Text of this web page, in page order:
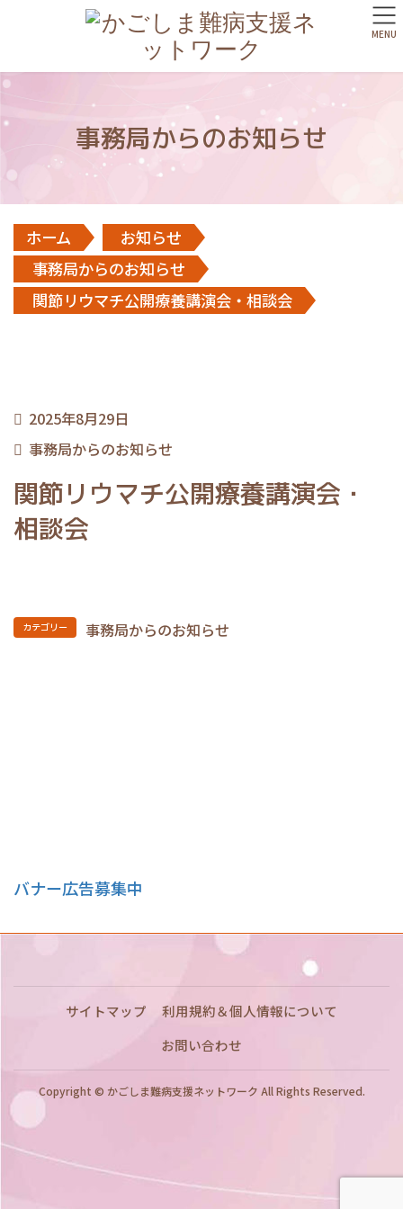
事務局からのお知らせ
ホーム
お知らせ
事務局からのお知らせ
関節リウマチ公開療養講演会・相談会
2025年8月29日
事務局からのお知らせ
関節リウマチ公開療養講演会・
相談会
カテゴリー 事務局からのお知らせ
バナー広告募集中
サイトマップ
利用規約＆個人情報について
お問い合わせ
Copyright © かごしま難病支援ネットワーク All Rights Reserved.
MENU